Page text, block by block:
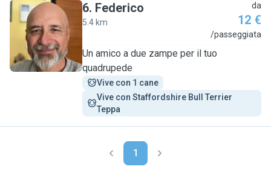
F
6. Federico
5.4 km
da
12 €
/passeggiata
Un amico a due zampe per il tuo
quadrupede
Vive con 1 cane
Vive con Staffordshire Bull Terrier
Teppa
1